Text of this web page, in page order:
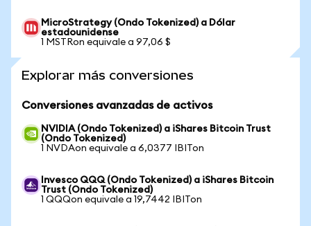
MicroStrategy (Ondo Tokenized) a Dólar
estadounidense
1 MSTRon equivale a 97,06 $
Explorar más conversiones
Conversiones avanzadas de activos
NVIDIA (Ondo Tokenized) a iShares Bitcoin Trust
(Ondo Tokenized)
1 NVDAon equivale a 6,0377 IBITon
Invesco QQQ (Ondo Tokenized) a iShares Bitcoin
Trust (Ondo Tokenized)
1 QQQon equivale a 19,7442 IBITon